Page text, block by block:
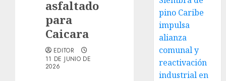
asfaltado
para
Caicara
EDITOR
11 DE JUNIO DE
2026
pino Caribe
impulsa
alianza
comunal y
reactivación
industrial en